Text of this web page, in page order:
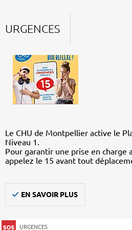
URGENCES
Le CHU de Montpellier active le
Niveau 1.
Pour garantir une prise en charge
appelez le 15 avant tout
EN SAVOIR PLUS
URGENCES